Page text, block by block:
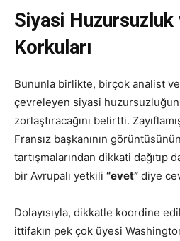
Siyasi Huzursuzluk
Korkuları
Bununla birlikte, birçok analist
çevreleyen siyasi
zorlaştıracağını belirtti.
Fransız başkanının
tartışmalarından dikkati dağıtıp
bir Avrupalı yetkili “evet” diye
Dolayısıyla, dikkatle koordine
ittifakın pek çok üyesi